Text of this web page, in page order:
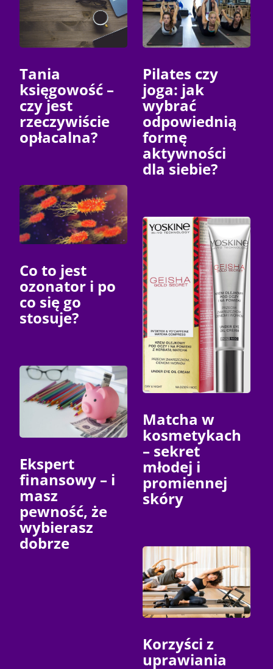
Tania
księgowość –
czy jest
rzeczywiście
opłacalna?
Co to jest
ozonator i po
co się go
stosuje?
Ekspert
finansowy – i
masz
pewność, że
wybierasz
dobrze
Pilates czy
joga: jak
wybrać
odpowiednią
formę
aktywności
dla siebie?
Matcha w
kosmetykach
– sekret
młodej i
promiennej
skóry
Korzyści z
uprawiania